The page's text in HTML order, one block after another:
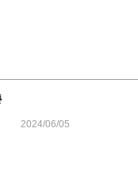
2024/06/05